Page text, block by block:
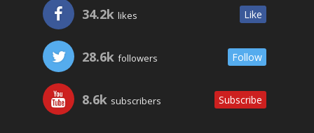
34.2k likes Like
28.6k followers Follow
8.6k subscribers Subscribe